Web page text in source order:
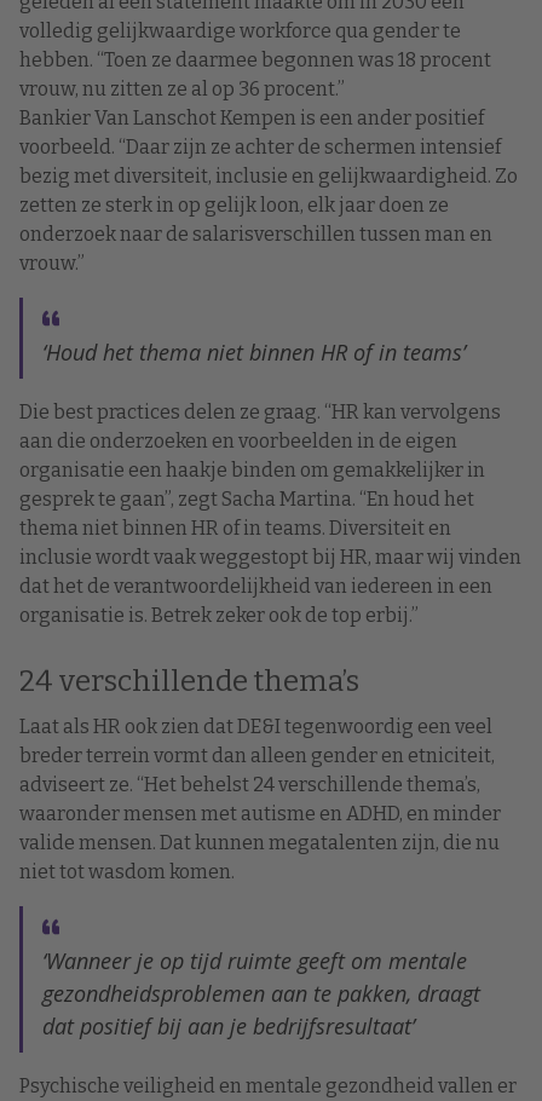
volledig gelijkwaardige workforce qua gender te
hebben. “Toen ze daarmee begonnen was 18 procent
vrouw, nu zitten ze al op 36 procent.”
Bankier Van Lanschot Kempen is een ander positief
voorbeeld. “Daar zijn ze achter de schermen intensief
bezig met diversiteit, inclusie en gelijkwaardigheid. Zo
zetten ze sterk in op gelijk loon, elk jaar doen ze
onderzoek naar de salarisverschillen tussen man en
vrouw.”
‘Houd het thema niet binnen HR of in teams’
Die best practices delen ze graag. “HR kan vervolgens
aan die onderzoeken en voorbeelden in de eigen
organisatie een haakje binden om gemakkelijker in
gesprek te gaan”, zegt Sacha Martina. “En houd het
thema niet binnen HR of in teams. Diversiteit en
inclusie wordt vaak weggestopt bij HR, maar wij vinden
dat het de verantwoordelijkheid van iedereen in een
organisatie is. Betrek zeker ook de top erbij.”
24 verschillende thema’s
Laat als HR ook zien dat DE&I tegenwoordig een veel
breder terrein vormt dan alleen gender en etniciteit,
adviseert ze. “Het behelst 24 verschillende thema’s,
waaronder mensen met autisme en ADHD, en minder
valide mensen. Dat kunnen megatalenten zijn, die nu
niet tot wasdom komen.
‘Wanneer je op tijd ruimte geeft om mentale
gezondheidsproblemen aan te pakken, draagt
dat positief bij aan je bedrijfsresultaat’
Psychische veiligheid en mentale gezondheid vallen er